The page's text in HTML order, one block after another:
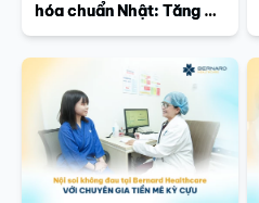
hóa chuẩn Nhật: Tăng cơ
hội phát hiện sớm, điều
trị hiệu quả